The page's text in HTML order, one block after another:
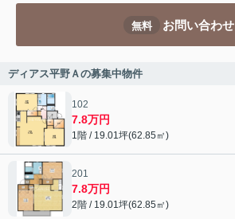
無料 お問い合わせ
ディアス平野Ａの募集中物件
102
7.8万円
1階 / 19.01坪(62.85㎡)
201
7.8万円
2階 / 19.01坪(62.85㎡)